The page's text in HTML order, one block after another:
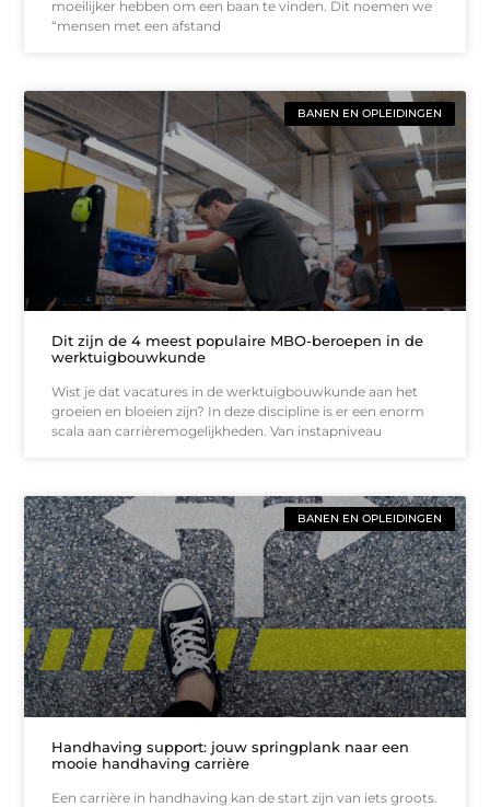
moeilijker hebben om een baan te vinden. Dit noemen we
“mensen met een afstand
BANEN EN OPLEIDINGEN
Dit zijn de 4 meest populaire MBO-beroepen in de
werktuigbouwkunde
Wist je dat vacatures in de werktuigbouwkunde aan het
groeien en bloeien zijn? In deze discipline is er een enorm
scala aan carrièremogelijkheden. Van instapniveau
BANEN EN OPLEIDINGEN
Handhaving support: jouw springplank naar een
mooie handhaving carrière
Een carrière in handhaving kan de start zijn van iets groots.